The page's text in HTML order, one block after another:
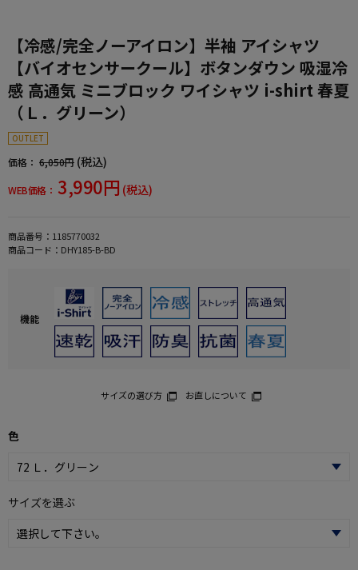
【冷感/完全ノーアイロン】半袖 アイシャツ
【バイオセンサークール】ボタンダウン 吸湿冷
感 高通気 ミニブロック ワイシャツ i-shirt 春夏
（Ｌ．グリーン）
OUTLET
価格： 6,050円 (税込)
WEB価格： 3,990円 (税込)
商品番号： 1185770032
商品コード： DHY185-B-BD
機能
サイズの選び方 お直しについて
色
サイズを選ぶ